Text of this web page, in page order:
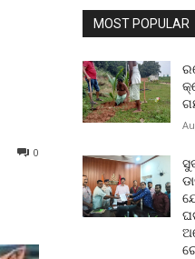
0
MOST POPULAR